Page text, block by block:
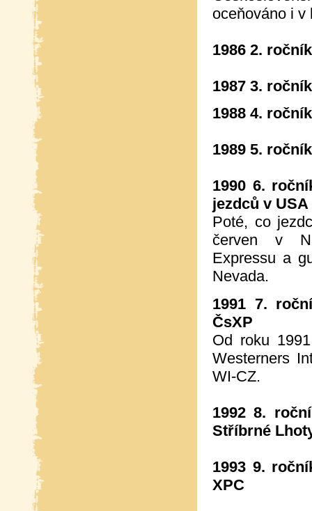
oceňováno i v
1986 2.
1987 3.
1988 4.
1989 5.
1990 6.
jezdců v USA
Poté, co
červen v
Expressu a
Nevada.
1991 7.
ČsXP
Od roku
Westerners
WI-CZ.
1992 8.
Stříbrné
1993 9.
XPC